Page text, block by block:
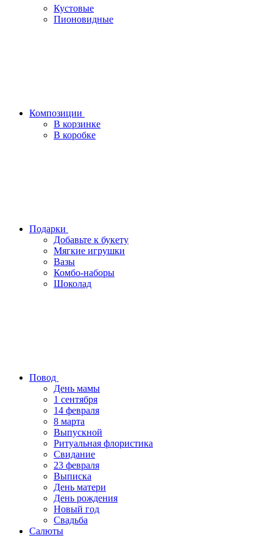
Кустовые
Пионовидные
Композиции
В корзинке
В коробке
Подарки
Добавьте к букету
Мягкие игрушки
Вазы
Комбо-наборы
Шоколад
Повод
День мамы
1 сентября
14 февраля
8 марта
Выпускной
Ритуальная флористика
Свидание
23 февраля
Выписка
День матери
День рождения
Новый год
Свадьба
Салюты